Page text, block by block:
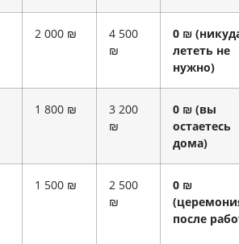
2 000 ₪
4 500
₪
0 ₪
лететь не
нужно)
1 800 ₪
3 200
₪
0 ₪ (вы
остаетесь
дома)
1 500 ₪
2 500
₪
0 ₪
после